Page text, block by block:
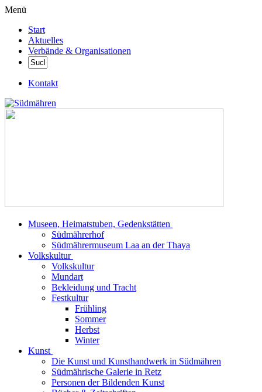
Menü
Start
Aktuelles
Verbände & Organisationen
Kontakt
Museen, Heimatstuben, Gedenkstätten
Südmährerhof
Südmährermuseum Laa an der Thaya
Volkskultur
Volkskultur
Mundart
Bekleidung und Tracht
Festkultur
Frühling
Sommer
Herbst
Winter
Kunst
Die Kunst und Kunsthandwerk in Südmähren
Südmährische Galerie in Retz
Personen der Bildenden Kunst